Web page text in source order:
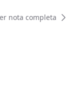
comunicado.
su candidato a
de manera
nota completa